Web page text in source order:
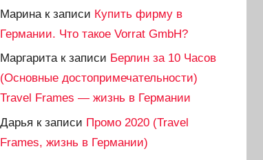
Марина к записи Купить фирму в
Германии. Что такое Vorrat GmbH?
Маргаритак записи Берлин за 10 Часов
(Основные достопримечательности)
Travel Frames — жизнь в Германии
Дарья к записи Промо 2020 (Travel
Frames, жизнь в Германии)